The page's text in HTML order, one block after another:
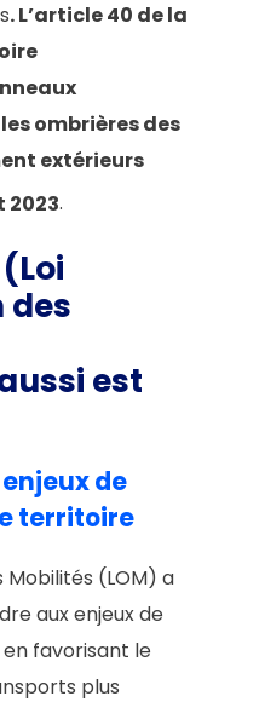
. L’article 40 de la
ombrières des
extérieurs
2023.
des
est
de
territoire
Mobilités (LOM) a
aux enjeux de
en favorisant le
plus